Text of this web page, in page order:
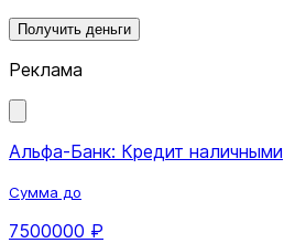
Получить деньги
Реклама
Альфа-Банк: Кредит наличными
Сумма до
7500000 ₽